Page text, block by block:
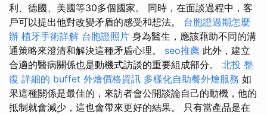
利、德國、美國等30多個國家。 同時，在面談過程中，客
戶可以提出他對改變矛盾的感受和想法。 台胞證過期怎麼
辦 植牙手術詳解 台胞證照片 身為醫生，應該藉助不同的溝
通策略來澄清和解決這種矛盾心理。 seo推薦 此外，建立
合適的醫病關係也是動機式訪談的重要組成部分。 北投 整
復 詳細的 buffet 外燴價格資訊 多樣化自助餐外燴服務 如
果這種關係是最佳的，來訪者會公開談論自己的動機，他的
抵制就會減少，這也會帶來更好的結果。 只有當產品是在